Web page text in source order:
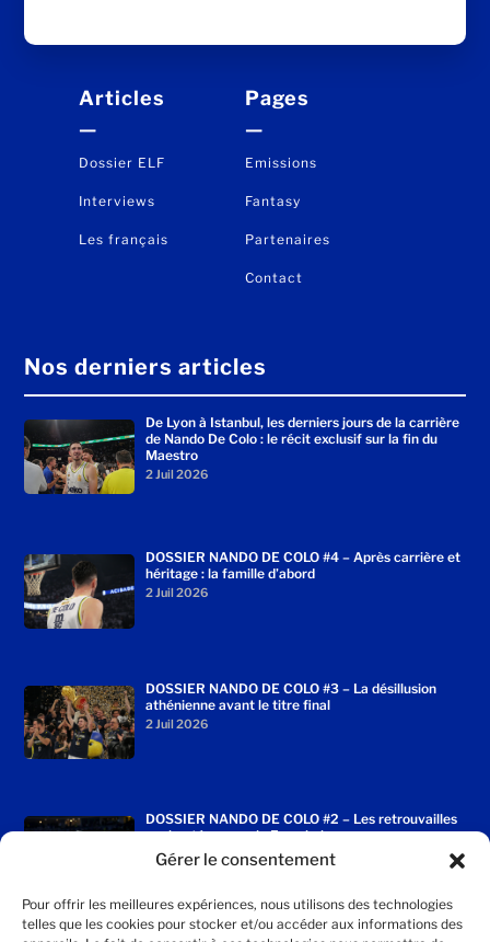
Gérer le consentement
Pour offrir les meilleures expériences, nous utilisons des technologies
telles que les cookies pour stocker et/ou accéder aux informations des
Articles
—
Dossier ELF
Pages
—
Emissions
Fantasy
Nos derniers articles
enchantées avec le Fenerbahçe
2 Juil 2026